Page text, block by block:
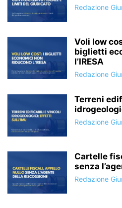
Redazione
Voli low
biglietti
l’IRESA
Redazione
Terreni
Redazione
Cartelle
senza
Redazione